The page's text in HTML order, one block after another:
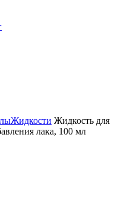
Жидкости Жидкость для
лака, 100 мл